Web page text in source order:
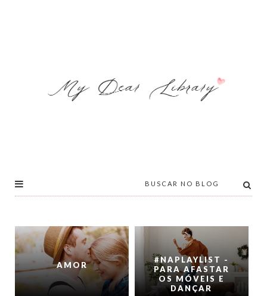
AMOR
#NAPLAYLIST -
PARA AFASTAR
OS MÓVEIS E
DANÇAR